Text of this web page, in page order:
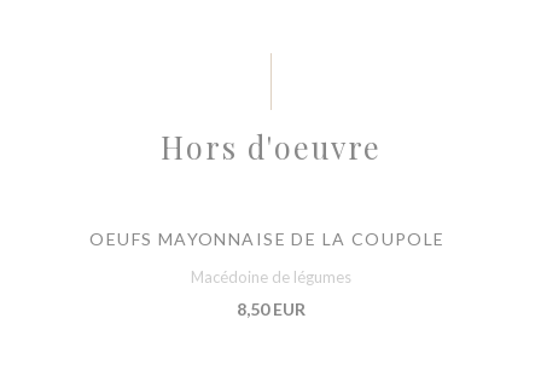
Hors d'oeuvre
OEUFS MAYONNAISE DE LA COUPOLE
Macédoine de légumes
8,50 EUR